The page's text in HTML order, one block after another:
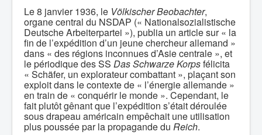
Le 8 janvier 1936, le Völkischer Beobachter,
organe central du NSDAP (« Nationalsozialistische
Deutsche Arbeiterpartei »), publia un article sur « la
fin de l’expédition d’un jeune chercheur allemand »
dans « des régions inconnues d’Asie centrale », et
le périodique des SS Das Schwarze Korpsfélicita
« Schäfer, un explorateur combattant », plaçant son
exploit dans le contexte de « l’énergie allemande »
en train de « conquérir le monde ». Cependant, le
fait plutôt gênant que l’expédition s’était déroulée
sous drapeau américain empêchait une utilisation
plus poussée par la propagande du Reich.